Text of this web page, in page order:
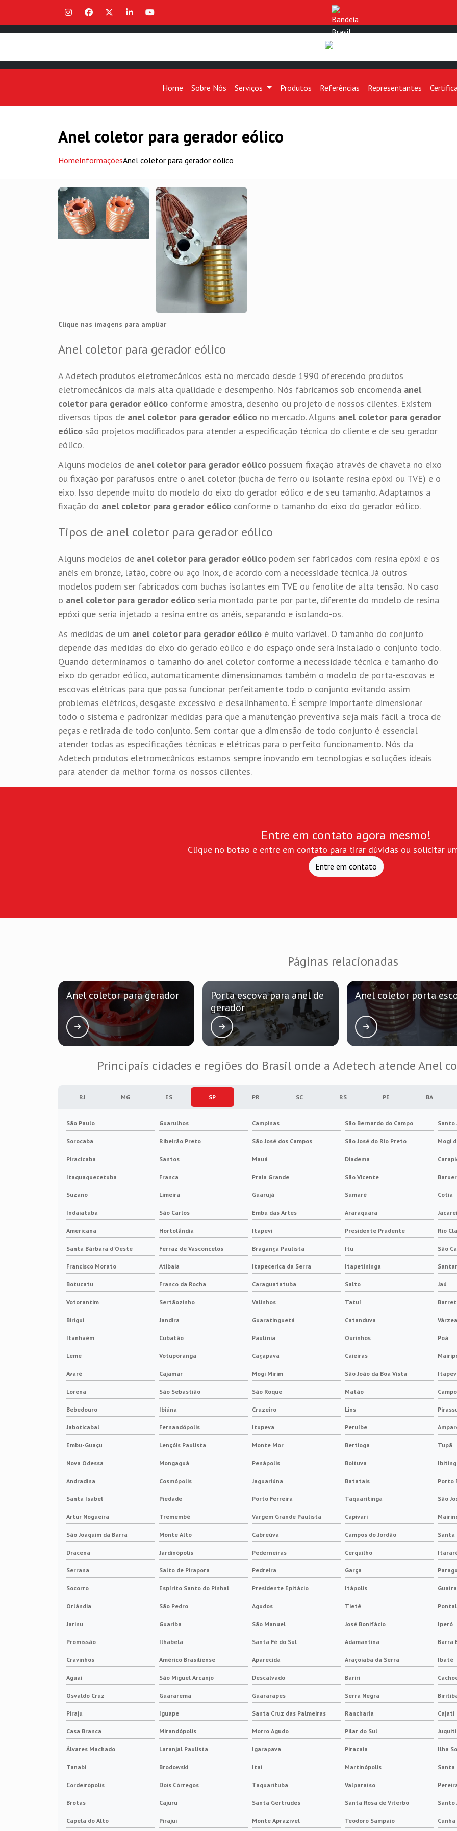
Home Sobre Nós Serviços Produtos Referências Representantes
HomeInformaçõesAnel coletor para gerador eólico
Anel coletor para gerador eólico
Clique nas imagens para ampliar
Anel coletor para gerador eólico
A Adetech produtos eletromecânicos está no mercado desde 1990 oferecendo produtos
eletromecânicos da mais alta qualidade e desempenho. Nós fabricamos sob encomenda anel
coletor para gerador eólico conforme amostra, desenho ou projeto de nossos clientes. Existem
diversos tipos de anel coletor para gerador eólico no mercado. Alguns anel coletor para gerador
eólico são projetos modificados para atender a especificação técnica do cliente e de seu gerador
eólico.
Alguns modelos de anel coletor para gerador eólico possuem fixação através de chaveta no eixo
ou fixação por parafusos entre o anel coletor (bucha de ferro ou isolante resina epóxi ou TVE) e o
eixo. Isso depende muito do modelo do eixo do gerador eólico e de seu tamanho. Adaptamos a
fixação do anel coletor para gerador eólico conforme o tamanho do eixo do gerador eólico.
Tipos de anel coletor para gerador eólico
Alguns modelos de anel coletor para gerador eólico podem ser fabricados com resina epóxi e os
anéis em bronze, latão, cobre ou aço inox, de acordo com a necessidade técnica. Já outros
modelos podem ser fabricados com buchas isolantes em TVE ou fenolite de alta tensão. No caso
o anel coletor para gerador eólico seria montado parte por parte, diferente do modelo de resina
epóxi que seria injetado a resina entre os anéis, separando e isolando-os.
As medidas de um anel coletor para gerador eólico é muito variável. O tamanho do conjunto
depende das medidas do eixo do gerado eólico e do espaço onde será instalado o conjunto todo.
Quando determinamos o tamanho do anel coletor conforme a necessidade técnica e tamanho do
eixo do gerador eólico, automaticamente dimensionamos também o modelo de porta-escovas e
escovas elétricas para que possa funcionar perfeitamente todo o conjunto evitando assim
problemas elétricos, desgaste excessivo e desalinhamento. É sempre importante dimensionar
todo o sistema e padronizar medidas para que a manutenção preventiva seja mais fácil a troca de
peças e retirada de todo conjunto. Sem contar que a dimensão de todo conjunto é essencial
atender todas as especificações técnicas e elétricas para o perfeito funcionamento. Nós da
Adetech produtos eletromecânicos estamos sempre inovando em tecnologias e soluções ideais
para atender da melhor forma os nossos clientes.
Entre em contato agora mesmo!
Clique no botão e entre em contato para tirar dúvidas ou solicitar
Entre em contato
Páginas relacionadas
Anel coletor para gerador
Porta escova para anel de
gerador
Anel coletor porta
Principais cidades e regiões do Brasil onde a Adetech atende Anel
RJ MG ES SP PR SC RS PE BA
São Paulo Guarulhos Campinas São Bernardo do Campo Santo
Sorocaba Ribeirão Preto São José dos Campos São José do Rio Preto Mogi
Piracicaba Santos Mauá Diadema
Itaquaquecetuba Franca Praia Grande São Vicente
Suzano Limeira Guarujá Sumaré Cotia
Indaiatuba São Carlos Embu das Artes Araraquara Jacareí
Americana Hortolândia Itapevi Presidente Prudente Rio
Santa Bárbara d'Oeste Ferraz de Vasconcelos Bragança Paulista Itu São
Francisco Morato Atibaia Itapecerica da Serra Itapetininga
Botucatu Franco da Rocha Caraguatatuba Salto Jaú
Votorantim Sertãozinho Valinhos Tatuí
Birigui Jandira Guaratinguetá Catanduva
Itanhaém Cubatão Paulínia Ourinhos Poá
Leme Votuporanga Caçapava Caieiras
Avaré Cajamar Mogi Mirim São João da Boa Vista
Lorena São Sebastião São Roque Matão
Bebedouro Ibiúna Cruzeiro Lins
Jaboticabal Fernandópolis Itupeva Peruíbe
Embu-Guaçu Lençóis Paulista Monte Mor Bertioga Tupã
Nova Odessa Mongaguá Penápolis Boituva
Andradina Cosmópolis Jaguariúna Batatais Porto
Santa Isabel Piedade Porto Ferreira Taquaritinga São
Artur Nogueira Tremembé Vargem Grande Paulista Capivari
São Joaquim da Barra Monte Alto Cabreúva Campos do Jordão Santa
Dracena Jardinópolis Pederneiras Cerquilho
Serrana Salto de Pirapora Pedreira Garça
Socorro Espírito Santo do Pinhal Presidente Epitácio Itápolis Guaíra
Orlândia São Pedro Agudos Tietê Pontal
Jarinu Guariba São Manuel José Bonifácio Iperó
Promissão Ilhabela Santa Fé do Sul Adamantina Barra
Cravinhos Américo Brasiliense Aparecida Araçoiaba da Serra Ibaté
Aguaí São Miguel Arcanjo Descalvado Bariri
Osvaldo Cruz Guararema Guararapes Serra Negra
Piraju Iguape Santa Cruz das Palmeiras Rancharia Cajati
Casa Branca Mirandópolis Morro Agudo Pilar do Sul
Álvares Machado Laranjal Paulista Igarapava Piracaia Ilha
Tanabi Brodowski Itaí Martinópolis Santa
Cordeirópolis Dois Córregos Taquarituba Valparaíso
Brotas Cajuru Santa Gertrudes Santa Rosa de Viterbo Santo
Capela do Alto Pirajuí Monte Aprazível Teodoro Sampaio Cunha